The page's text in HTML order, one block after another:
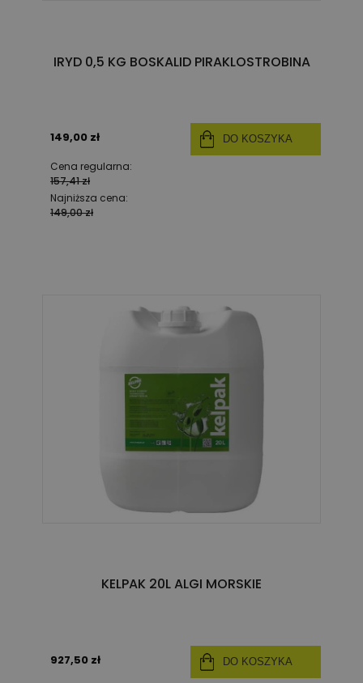
IRYD 0,5 KG BOSKALID PIRAKLOSTROBINA
149,00 zł
Cena regularna:
157,41 zł
Najniższa cena:
149,00 zł
DO KOSZYKA
KELPAK 20L ALGI MORSKIE
927,50 zł DO KOSZYKA